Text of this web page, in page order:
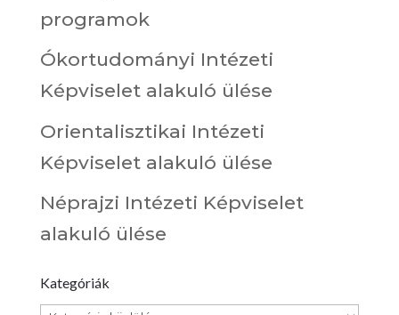
programok
Ókortudományi Intézeti
Képviselet alakuló ülése
Orientalisztikai Intézeti
Képviselet alakuló ülése
Néprajzi Intézeti Képviselet
alakuló ülése
Kategóriák